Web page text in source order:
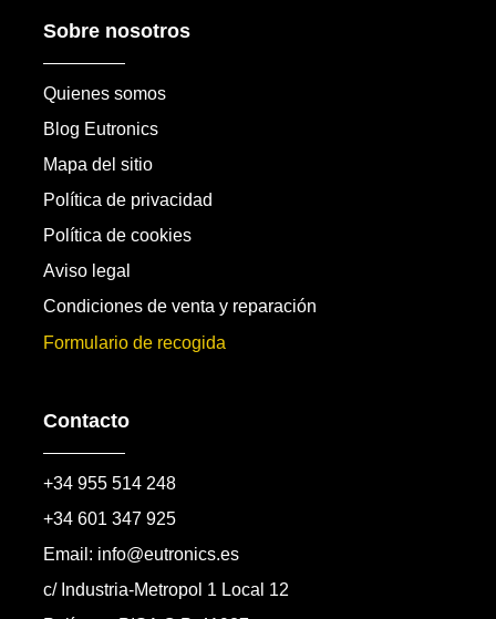
Sobre nosotros
Quienes somos
Blog Eutronics
Mapa del sitio
Política de privacidad
Política de cookies
Aviso legal
Condiciones de venta y reparación
Formulario de recogida
Contacto
+34 955 514 248
+34 601 347 925
Email: info@eutronics.es
c/ Industria-Metropol 1 Local 12